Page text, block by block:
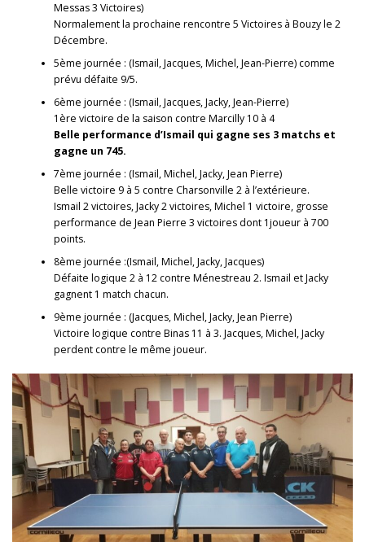
Messas 3 Victoires)
Normalement la prochaine rencontre 5 Victoires à Bouzy le 2
Décembre.
5ème journée : (Ismail, Jacques, Michel, Jean-Pierre) comme
prévu défaite 9/5.
6ème journée : (Ismail, Jacques, Jacky, Jean-Pierre)
1ère victoire de la saison contre Marcilly 10 à 4
Belle performance d’Ismail qui gagne ses 3 matchs et
gagne un 745.
7ème journée : (Ismail, Michel, Jacky, Jean Pierre)
Belle victoire 9 à 5 contre Charsonville 2 à l’extérieure.
Ismail 2 victoires, Jacky 2 victoires, Michel 1 victoire, grosse
performance de Jean Pierre 3 victoires dont 1joueur à 700
points.
8ème journée :(Ismail, Michel, Jacky, Jacques)
Défaite logique 2 à 12 contre Ménestreau 2. Ismail et Jacky
gagnent 1 match chacun.
9ème journée : (Jacques, Michel, Jacky, Jean Pierre)
Victoire logique contre Binas 11 à 3. Jacques, Michel, Jacky
perdent contre le même joueur.